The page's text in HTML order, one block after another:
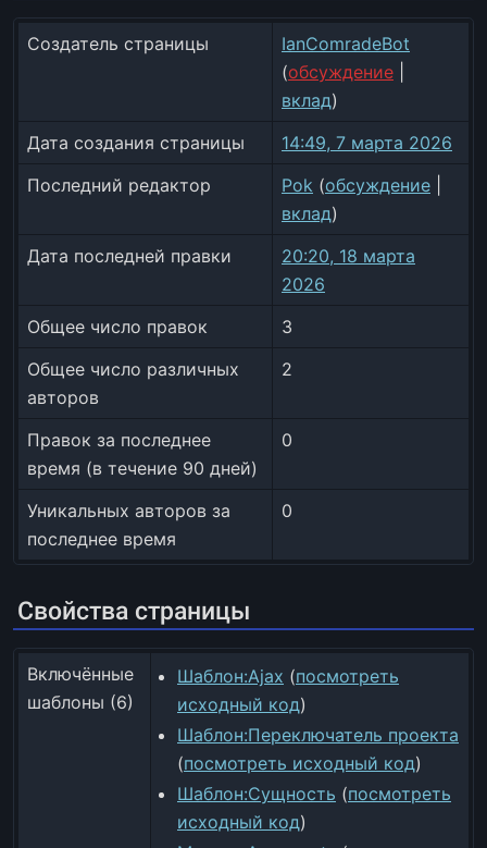
Создатель страницы
IanComradeBot
(обсуждение
вклад)
Дата создания страницы
14:49, 7 марта 2026
Последний редактор
Pok (обсуждение
вклад)
Дата последней правки
20:20, 18 марта
2026
Общее число правок
3
Общее число различных
авторов
2
Правок за последнее
время (в течение 90 дней)
0
Уникальных авторов за
последнее время
0
Свойства страницы
Включённые
шаблоны (6)
Шаблон:Ajax (посмотреть
исходный код)
Шаблон:Переключатель проекта
(посмотреть исходный код)
Шаблон:Сущность (посмотреть
исходный код)